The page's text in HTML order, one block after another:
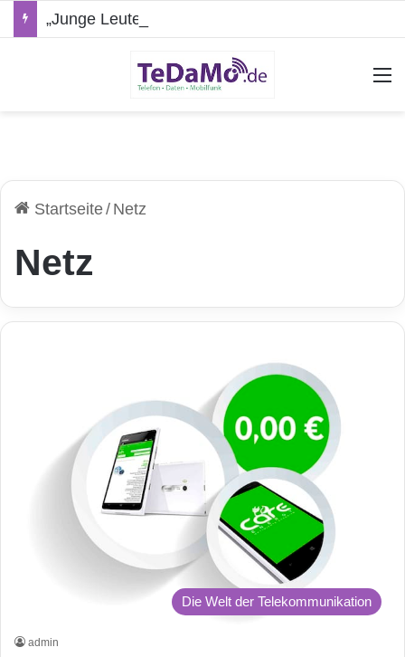
Startseite/ Netz
Netz
Die Welt der Telekommunikation
admin